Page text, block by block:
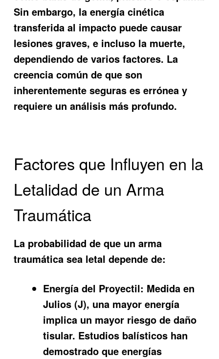
Sin embargo, la energía cinética
transferida al impacto puede causar
lesiones graves, e incluso la muerte,
dependiendo de varios factores. La
creencia común de que son
inherentemente seguras es errónea y
requiere un análisis más profundo.
Factores que Influyen en la
Letalidad de un Arma
Traumática
La probabilidad de que un arma
traumática sea letal depende de:
Energía del Proyectil: Medida en
Julios (J), una mayor energía
implica un mayor riesgo de daño
tisular. Estudios balísticos han
demostrado que energías